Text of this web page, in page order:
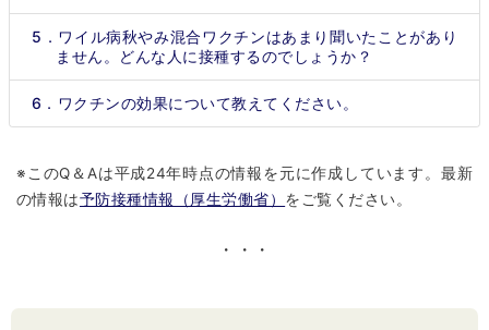
5．ワイル病秋やみ混合ワクチンはあまり聞いたことがあり
ません。どんな人に接種するのでしょうか？
6．ワクチンの効果について教えてください。
※このQ＆Aは平成24年時点の情報を元に作成しています。最新
の情報は予防接種情報（厚生労働省） をご覧ください。
・・・